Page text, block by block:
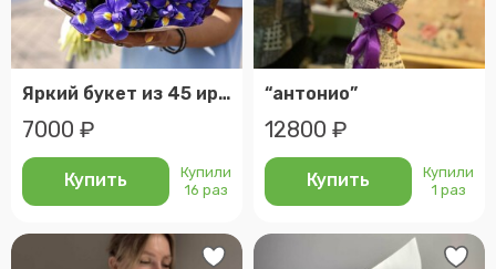
Яркий букет из 45 ирисов
7000 ₽
Купить
Купили
16 раз
“антонио”
12800 ₽
Купить
Купили
1 раз